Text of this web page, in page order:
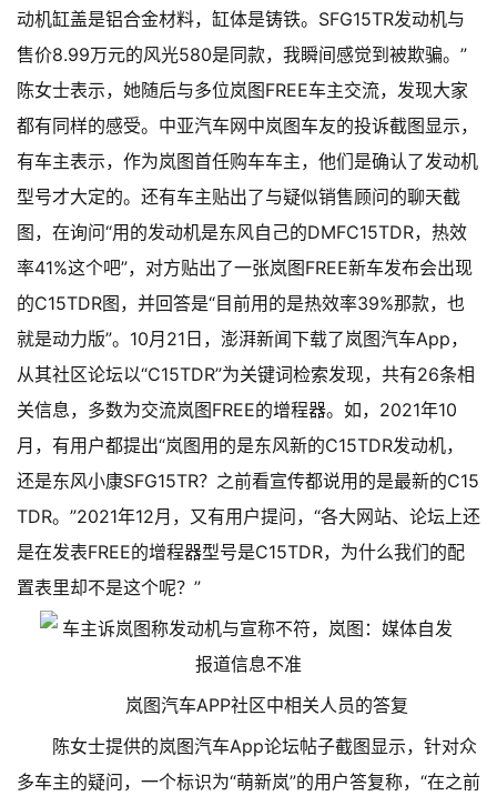
动机缸盖是铝合金材料，缸体是铸铁。SFG15TR发动机与
售价8.99万元的风光580是同款，我瞬间感觉到被欺骗。”
陈女士表示，她随后与多位岚图FREE车主交流，发现大家
都有同样的感受。 中亚汽车网中岚图车友的投诉截图显示，
有车主表示，作为岚图首任购车车主，他们是确认了发动机
型号才大定的。还有车主贴出了与疑似销售顾问的聊天截
图，在询问“用的发动机是东风自己的DMFC15TDR，热效
率41%这个吧”，对方贴出了一张岚图FREE新车发布会出现
的C15TDR图，并回答是“目前用的是热效率39%那款，也
就是动力版”。 10月21日，澎湃新闻下载了岚图汽车App，
从其社区论坛以“C15TDR”为关键词检索发现，共有26条相
关信息，多数为交流岚图FREE的增程器。如，2021年10
月，有用户都提出“岚图用的是东风新的C15TDR发动机，
还是东风小康SFG15TR？之前看宣传都说用的是最新的C15
TDR。”2021年12月，又有用户提问，“各大网站、论坛上还
是在发表FREE的增程器型号是C15TDR，为什么我们的配
置表里却不是这个呢？”
岚图汽车APP社区中相关人员的答复
陈女士提供的岚图汽车App论坛帖子截图显示，针对众
多车主的疑问，一个标识为“萌新岚”的用户答复称，“在之前